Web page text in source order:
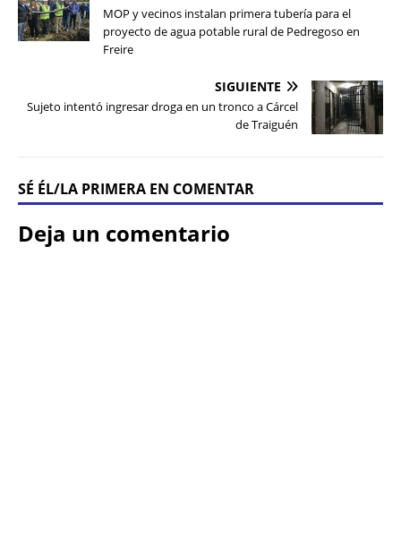
MOP y vecinos instalan primera tubería para el
proyecto de agua potable rural de Pedregoso en
Freire
SIGUIENTE
Sujeto intentó ingresar droga en un tronco a Cárcel
de Traiguén
SÉ ÉL/LA PRIMERA EN COMENTAR
Deja un comentario